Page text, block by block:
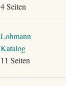
4 Seiten
Lohmann
Katalog
11 Seiten